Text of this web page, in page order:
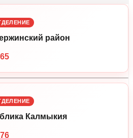
район
Калмыкия